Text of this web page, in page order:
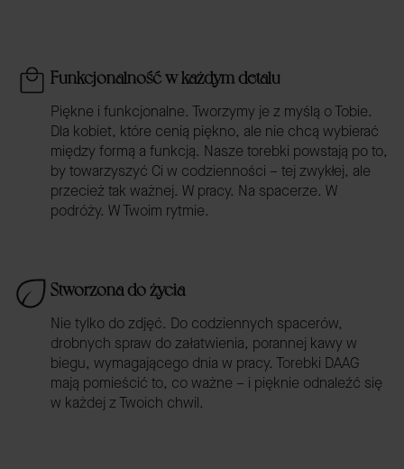
Funkcjonalność w każdym detalu
Piękne i funkcjonalne. Tworzymy je z myślą o Tobie.
Dla kobiet, które cenią piękno, ale nie chcą wybierać
między formą a funkcją. Nasze torebki powstają po to,
by towarzyszyć Ci w codzienności – tej zwykłej, ale
przecież tak ważnej. W pracy. Na spacerze. W
podróży. W Twoim rytmie.
Stworzona do życia
Nie tylko do zdjęć. Do codziennych spacerów,
drobnych spraw do załatwienia, porannej kawy w
biegu, wymagającego dnia w pracy. Torebki DAAG
mają pomieścić to, co ważne – i pięknie odnaleźć się
w każdej z Twoich chwil.